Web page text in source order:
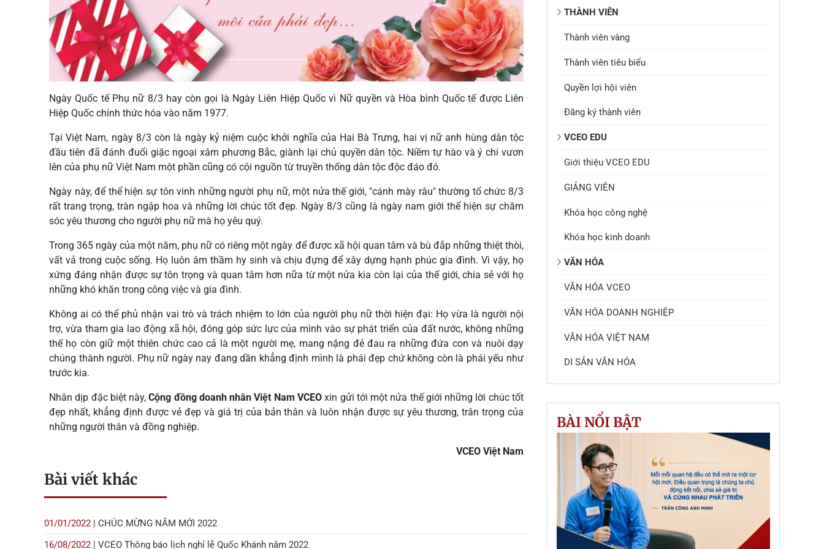
Ngày Quốc tế Phụ nữ 8/3 hay còn gọi là Ngày Liên Hiệp Quốc vì Nữ quyền và Hòa bình Quốc tế được Liên
Hiệp Quốc chính thức hóa vào năm 1977.
Tại Việt Nam, ngày 8/3 còn là ngày kỷ niệm cuộc khởi nghĩa của Hai Bà Trưng, hai vị nữ anh hùng dân tộc
đầu tiên đã đánh đuổi giặc ngoại xâm phương Bắc, giành lại chủ quyền dân tộc. Niềm tự hào và ý chí vươn
lên của phụ nữ Việt Nam một phần cũng có cội nguồn từ truyền thống dân tộc độc đáo đó.
Ngày này, để thể hiện sự tôn vinh những người phụ nữ, một nửa thế giới, "cánh mày râu" thường tổ chức 8/3
rất trang trọng, tràn ngập hoa và những lời chúc tốt đẹp. Ngày 8/3 cũng là ngày nam giới thể hiện sự chăm
sóc yêu thương cho người phụ nữ mà họ yêu quý.
Trong 365 ngày của một năm, phụ nữ có riêng một ngày để được xã hội quan tâm và bù đắp những thiệt thòi,
vất vả trong cuộc sống. Họ luôn âm thầm hy sinh và chịu đựng để xây dựng hạnh phúc gia đình. Vì vậy, họ
xứng đáng nhận được sự tôn trọng và quan tâm hơn nữa từ một nửa kia còn lại của thế giới, chia sẻ với họ
những khó khăn trong công việc và gia đình.
Không ai có thể phủ nhận vai trò và trách nhiệm to lớn của người phụ nữ thời hiện đại: Họ vừa là người nội
trợ, vừa tham gia lao động xã hội, đóng góp sức lực của mình vào sự phát triển của đất nước, không những
thế họ còn giữ một thiên chức cao cả là một người mẹ, mang nặng đẻ đau ra những đứa con và nuôi dạy
chúng thành người. Phụ nữ ngày nay đang dần khẳng định mình là phái đẹp chứ không còn là phái yếu như
trước kia.
Nhân dịp đặc biệt này,Cộng đồng doanh nhân Việt Nam VCEO xin gửi tới một nửa thế giới những lời chúc tốt
đẹp nhất, khẳng định được vẻ đẹp và giá trị của bản thân và luôn nhận được sự yêu thương, trân trọng của
những người thân và đồng nghiệp.
VCEO Việt Nam
Bài viết khác
01/01/2022 | CHÚC MỪNG NĂM MỚI 2022
16/08/2022 | VCEO Thông báo lịch nghỉ lễ Quốc Khánh năm 2022
THÀNH VIÊN
Thành viên vàng
Thành viên tiêu biểu
Quyền lợi hội viên
Đăng ký thành viên
VCEO EDU
Giới thiệu VCEO EDU
GIẢNG VIÊN
Khóa học công nghệ
Khóa học kinh doanh
VĂN HÓA
VĂN HÓA VCEO
VĂN HÓA DOANH NGHIỆP
VĂN HÓA VIỆT NAM
DI SẢN VĂN HÓA
BÀI NỔI BẬT